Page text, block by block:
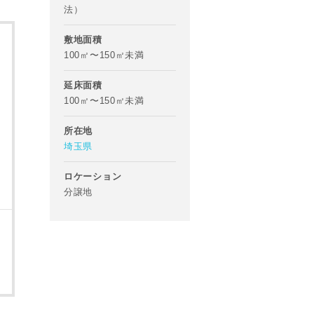
法）
敷地面積
100㎡〜150㎡未満
延床面積
100㎡〜150㎡未満
所在地
埼玉県
ロケーション
分譲地
らかじめご